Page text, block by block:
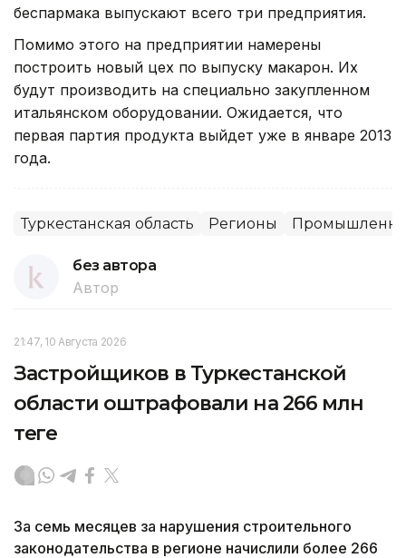
беспармака выпускают всего три предприятия.
Помимо этого на предприятии намерены
построить новый цех по выпуску макарон. Их
будут производить на специально закупленном
итальянском оборудовании. Ожидается, что
первая партия продукта выйдет уже в январе 2013
года.
Туркестанская область Регионы
без автора
Автор
21:47, 10 Августа 2026
Застройщиков в Туркестанской
области оштрафовали на 266 млн
теңге
За семь месяцев за нарушения строительного
законодательства в регионе начислили более 266